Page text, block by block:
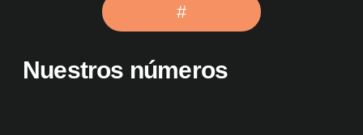
#
Nuestros números